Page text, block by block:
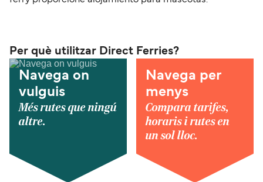
Per què utilitzar Direct Ferries?
Navega on
vulguis
Més rutes que ningú
altre.
Navega per
menys
Compara tarifes,
horaris i rutes en
un sol lloc.